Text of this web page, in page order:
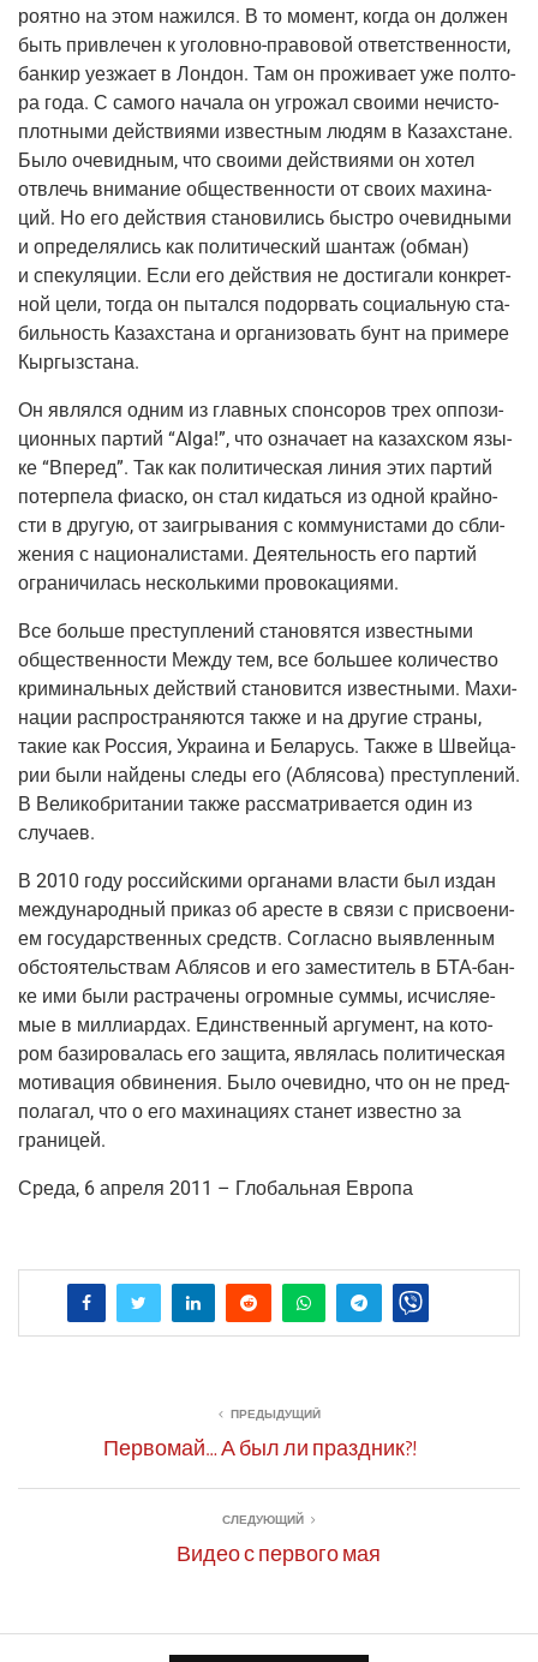
ро­ят­но на этом нажил­ся. В то момент, когда он дол­жен
быть при­вле­чен к уго­лов­но-пра­во­вой ответ­ствен­но­сти,
бан­кир уез­жа­ет в Лон­дон. Там он про­жи­ва­ет уже пол­то­
ра года. С само­го нача­ла он угро­жал сво­и­ми нечи­сто­
плот­ны­ми дей­стви­я­ми извест­ным людям в Казах­стане.
Было оче­вид­ным, что сво­и­ми дей­стви­я­ми он хотел
отвлечь вни­ма­ние обще­ствен­но­сти от сво­их махи­на­
ций. Но его дей­ствия ста­но­ви­лись быст­ро оче­вид­ны­ми
и опре­де­ля­лись как поли­ти­че­ский шан­таж (обман)
и спе­ку­ля­ции. Если его дей­ствия не дости­га­ли кон­крет­
ной цели, тогда он пытал­ся подо­рвать соци­аль­ную ста­
биль­ность Казах­ста­на и орга­ни­зо­вать бунт на при­ме­ре
Кыргызстана.
Он являл­ся одним из глав­ных спон­со­ров трех оппо­зи­
ци­он­ных пар­тий “Alga!”, что озна­ча­ет на казах­ском язы­
ке “Впе­ред”. Так как поли­ти­че­ская линия этих пар­тий
потер­пе­ла фиа­ско, он стал кидать­ся из одной край­но­
сти в дру­гую, от заиг­ры­ва­ния с ком­му­ни­ста­ми до сбли­
же­ния с наци­о­на­ли­ста­ми. Дея­тель­ность его пар­тий
огра­ни­чи­лась несколь­ки­ми провокациями.
Все боль­ше пре­ступ­ле­ний ста­но­вят­ся извест­ны­ми
обще­ствен­но­сти Меж­ду тем, все боль­шее коли­че­ство
кри­ми­наль­ных дей­ствий ста­но­вит­ся извест­ны­ми. Махи­
на­ции рас­про­стра­ня­ют­ся так­же и на дру­гие стра­ны,
такие как Рос­сия, Укра­и­на и Бела­русь. Так­же в Швей­ца­
рии были най­де­ны сле­ды его (Абля­со­ва) пре­ступ­ле­ний.
В Вели­ко­бри­та­нии так­же рас­смат­ри­ва­ет­ся один из
случаев.
В 2010 году рос­сий­ски­ми орга­на­ми вла­сти был издан
меж­ду­на­род­ный при­каз об аре­сте в свя­зи с при­сво­е­ни­
ем госу­дар­ствен­ных средств. Соглас­но выяв­лен­ным
обсто­я­тель­ствам Абля­сов и его заме­сти­тель в БТА-бан­
ке ими были рас­тра­че­ны огром­ные сум­мы, исчис­ля­е­
мые в мил­ли­ар­дах. Един­ствен­ный аргу­мент, на кото­
ром бази­ро­ва­лась его защи­та, явля­лась поли­ти­че­ская
моти­ва­ция обви­не­ния. Было оче­вид­но, что он не пред­
по­ла­гал, что о его махи­на­ци­ях ста­нет извест­но за
границей.
Сре­да, 6 апре­ля 2011 – Гло­баль­ная Европа
ПРЕДЫДУЩИЙ
Первомай… А был ли праздник?!
СЛЕДУЮЩИЙ
Видео с первого мая